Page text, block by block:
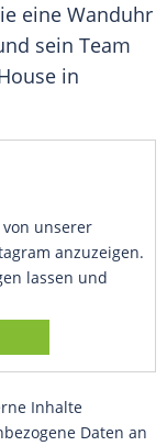
eine Wanduhr
sein Team
in
unserer
anzuzeigen.
lassen und
Inhalte
Daten an